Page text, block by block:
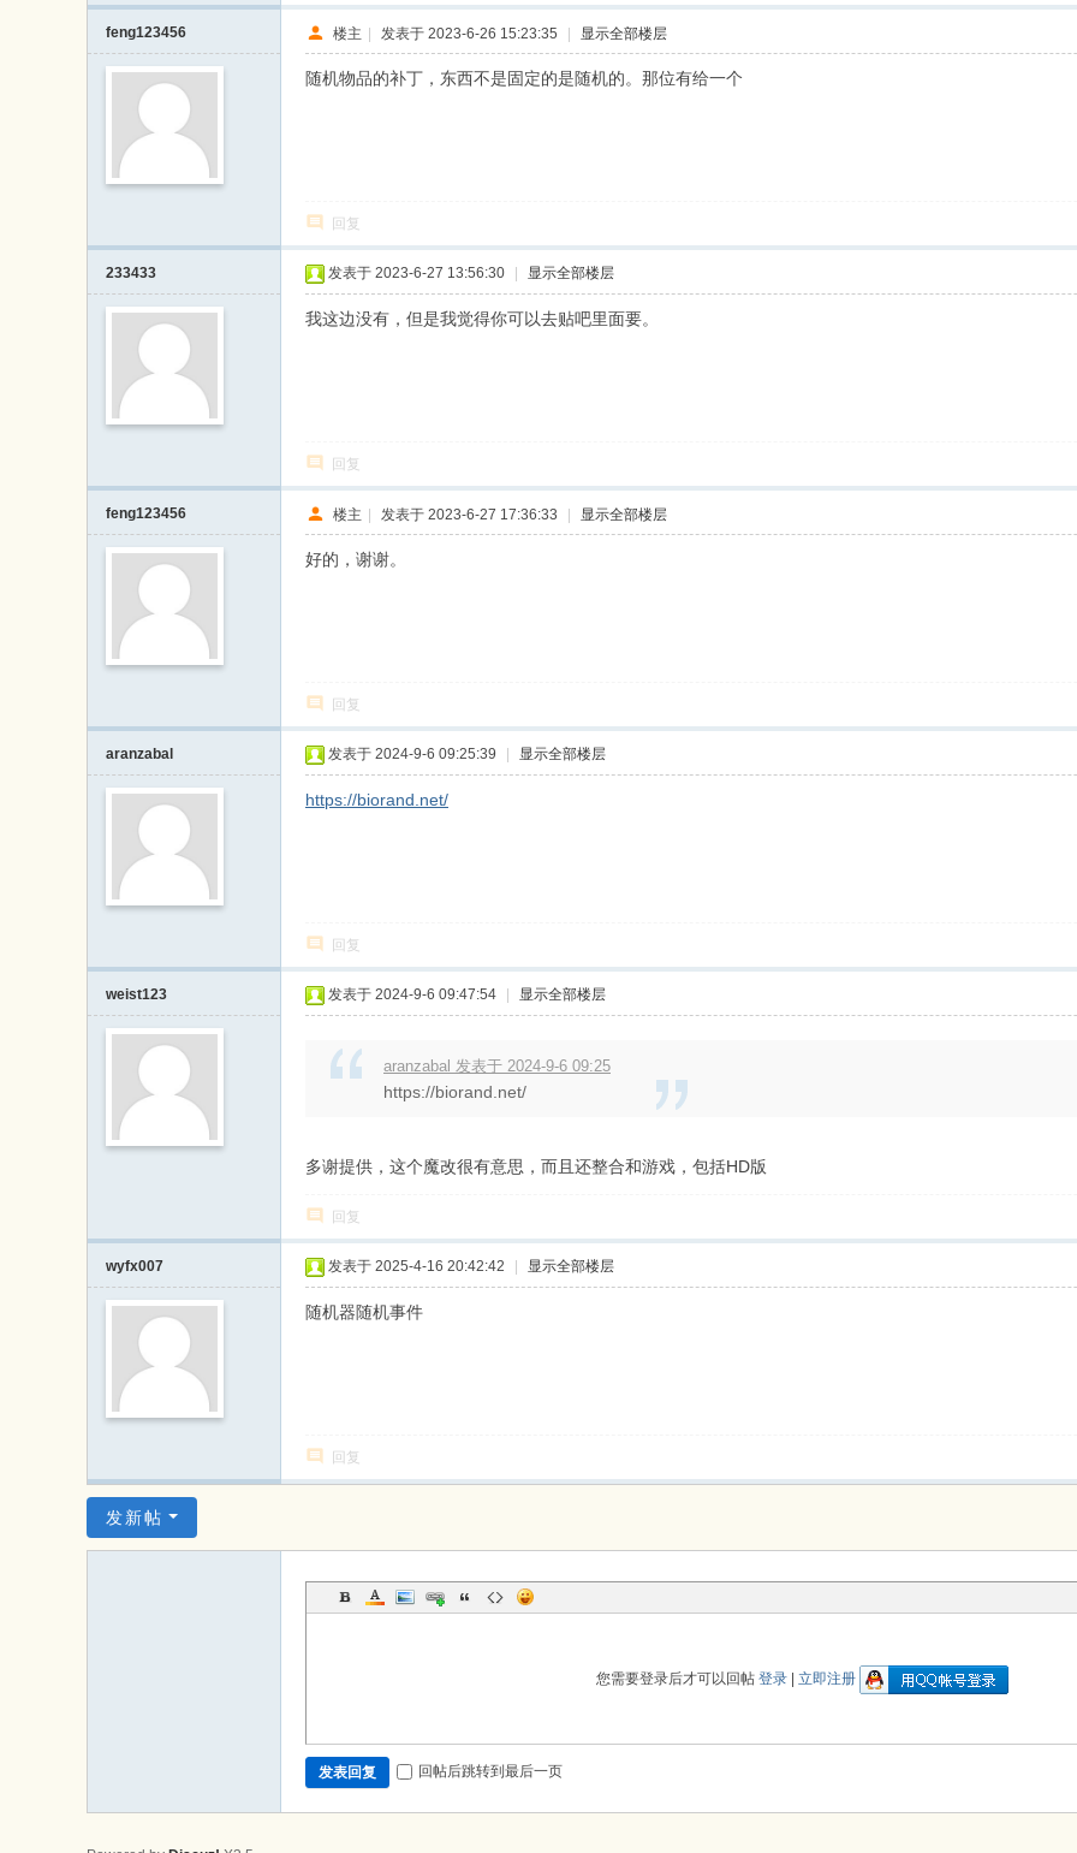
feng123456 楼主 | 发表于 2023-6-26 15:23:35 | 显示全部楼层
随机物品的补丁，东西不是固定的是随机的。那位有给一个
回复
233433 发表于 2023-6-27 13:56:30 显示全部楼层
我这边没有，但是我觉得你可以去贴吧里面要。
回复
feng123456 楼主 | 发表于 2023-6-27 17:36:33 | 显示全部楼层
好的，谢谢。
回复
aranzabal 发表于 2024-9-6 09:25:39 显示全部楼层
https://biorand.net/
回复
weist123 发表于 2024-9-6 09:47:54 显示全部楼层
aranzabal 发表于 2024-9-6 09:25
https://biorand.net/
多谢提供，这个魔改很有意思，而且还整合和游戏，包括HD版
回复
wyfx007 发表于 2025-4-16 20:42:42 显示全部楼层
随机器随机事件
回复
发新帖
您需要登录后才可以回帖 登录 立即注册
发表回复 回帖后跳转到最后一页